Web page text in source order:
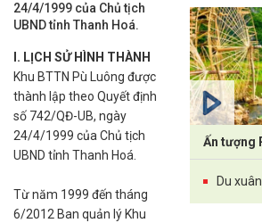
24/4/1999 của Chủ tịch
UBND tỉnh Thanh Hoá.
I. LỊCH SỬ HÌNH THÀNH
Khu BTTN Pù Luông được
thành lập theo Quyết định
số 742/QĐ-UB, ngày
24/4/1999 của Chủ tịch
UBND tỉnh Thanh Hoá.
Từ năm 1999 đến tháng
6/2012 Ban quản lý Khu
Ấn tượng
Du